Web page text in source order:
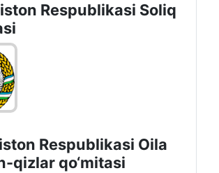
Respublikasi Soliq
Respublikasi Oila
qizlar qo‘mitasi